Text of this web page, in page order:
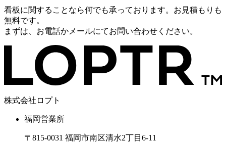
看板に関することなら何でも承っております。お見積もりも
無料です。
まずは、お電話かメールにてお問い合わせください。
株式会社ロプト
福岡営業所
〒815-0031 福岡市南区清水2丁目6-11